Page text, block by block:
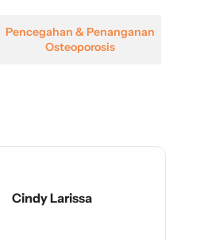
Pencegahan & Penanganan
Osteoporosis
Cindy Larissa